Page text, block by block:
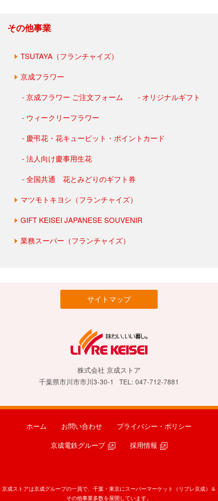
その他事業
TSUTAYA（フランチャイズ）
京成フラワー
京成フラワー ご注文フォーム
オリジナルギフト
ウィークリーフラワー
慶弔花・花キューピット・ポイントカード
法人向け慶事用生花
全国共通 花とみどりのギフト券
マツモトキヨシ（フランチャイズ）
GIFT KEISEI JAPANESE SOUVENIR
業務スーパー（フランチャイズ）
サイトマップ
株式会社 京成ストア
千葉県市川市市川3-30-1
TEL: 047-712-7881
ホーム お問い合わせ プライバシー・ポリシー
京成電鉄グループ 採用情報
京成ストアは京成グループの一員で、千葉・東京にスーパーマーケット（リブレ京成）＆
その他事業多数を展開しています。